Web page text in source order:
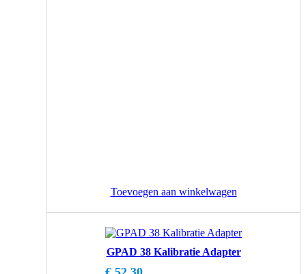
Toevoegen aan winkelwagen
GPAD 38 Kalibratie Adapter